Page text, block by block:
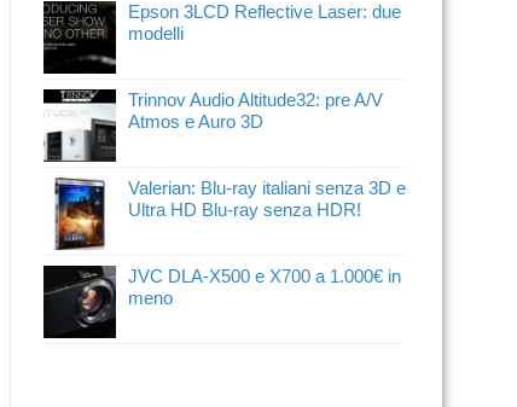
Epson 3LCD Reflective Laser: due
modelli
Trinnov Audio Altitude32: pre A/V
Atmos e Auro 3D
Valerian: Blu-ray italiani senza 3D e
Ultra HD Blu-ray senza HDR!
JVC DLA-X500 e X700 a 1.000€ in
meno